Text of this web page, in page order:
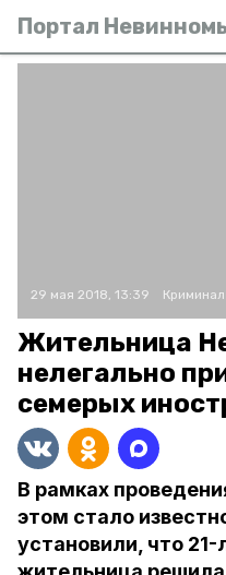
Портал
29 мая 2018, 13:39 Криминал
Жительница
нелегально
семерых
В рамках
этом стало
установили, что